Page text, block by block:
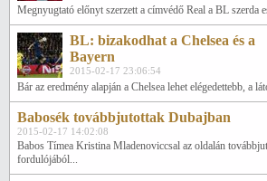
Megnyugtató előnyt szerzett a címvédő Real a BL szerda
BL: bizakodhat a Chelsea és a
Bayern
2015-02-17 23:06:54
Bár az eredmény alapján a Chelsea lehet elégedettebb, a
Babosék továbbjutottak Dubajban
2015-02-17 14:02:08
Babos Tímea Kristina Mladenoviccsal az oldalán
fordulójából...